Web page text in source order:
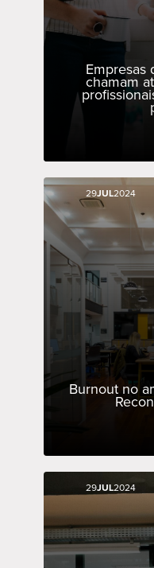
Empresas
chamam
29JUL2024
Burnout no
29JUL2024
29JUL2024
29JUL2024